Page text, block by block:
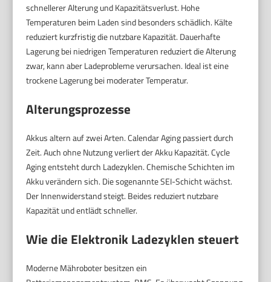
schnellerer Alterung und Kapazitätsverlust. Hohe
Temperaturen beim Laden sind besonders schädlich. Kälte
reduziert kurzfristig die nutzbare Kapazität. Dauerhafte
Lagerung bei niedrigen Temperaturen reduziert die Alterung
zwar, kann aber Ladeprobleme verursachen. Ideal ist eine
trockene Lagerung bei moderater Temperatur.
Alterungsprozesse
Akkus altern auf zwei Arten. Calendar Aging passiert durch
Zeit. Auch ohne Nutzung verliert der Akku Kapazität. Cycle
Aging entsteht durch Ladezyklen. Chemische Schichten im
Akku verändern sich. Die sogenannte SEI-Schicht wächst.
Der Innenwiderstand steigt. Beides reduziert nutzbare
Kapazität und entlädt schneller.
Wie die Elektronik Ladezyklen steuert
Moderne Mähroboter besitzen ein